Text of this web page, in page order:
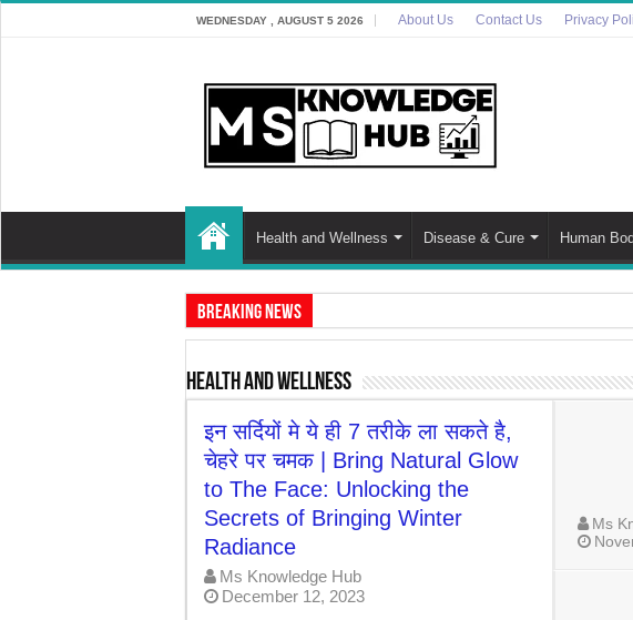
WEDNESDAY , AUGUST 5 2026 About Us Contact Us Privacy
Health and Wellness Disease & Cure Human
Breaking News
Discover the Potential Threat: ‘Zombie Deer Disease’
7 Best Cooking Oils for Health in India – Choosing
7 Effective Home Remedies in Winter: A Daily
7-Day Weight Loss Challenge | ये घरेलू उपाये सात दिनों में
Health and Wellness
इन सर्दियों मे ये ही 7 तरीके ला सकते है,
चेहरे पर चमक | Bring Natural Glow
to The Face: Unlocking the
Secrets of Bringing Winter
Radiance
Ms Knowledge Hub
December 12, 2023
Ms